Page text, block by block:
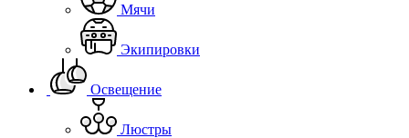
Мячи
Экипировки
Освещение
Люстры